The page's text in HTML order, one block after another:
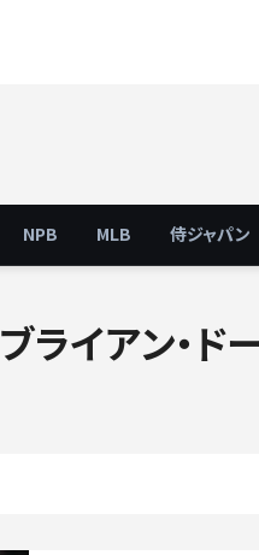
NPB MLB 侍ジャパン
ブライアン・ド